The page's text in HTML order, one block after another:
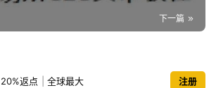
下一篇
20%返点 全球最大 注册